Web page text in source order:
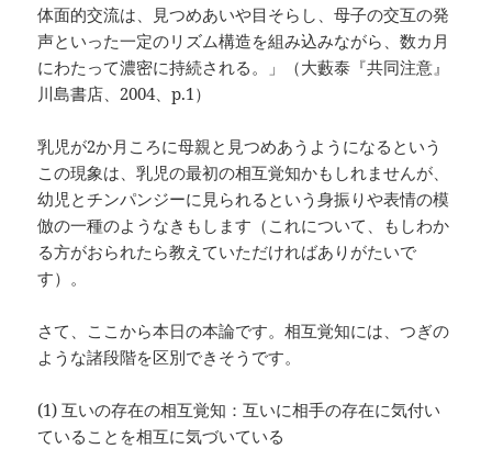
体面的交流は、見つめあいや目そらし、母子の交互の発
声といった一定のリズム構造を組み込みながら、数カ月
にわたって濃密に持続される。」（大藪泰『共同注意』
川島書店、2004、p.1）
乳児が2か月ころに母親と見つめあうようになるという
この現象は、乳児の最初の相互覚知かもしれませんが、
幼児とチンパンジーに見られるという身振りや表情の模
倣の一種のようなきもします（これについて、もしわか
る方がおられたら教えていただければありがたいで
す）。
さて、ここから本日の本論です。相互覚知には、つぎの
ような諸段階を区別できそうです。
(1) 互いの存在の相互覚知：互いに相手の存在に気付い
ていることを相互に気づいている